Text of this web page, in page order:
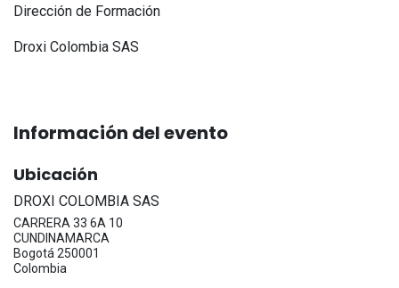
Dirección de Formación
Droxi Colombia SAS
Información del evento
Ubicación
DROXI COLOMBIA SAS
CARRERA 33 6A 10
CUNDINAMARCA
Bogotá 250001
Colombia